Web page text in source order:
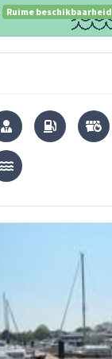
Ruime beschikbaarheid